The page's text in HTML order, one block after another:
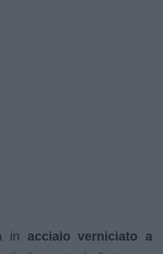
in acciaio verniciato a